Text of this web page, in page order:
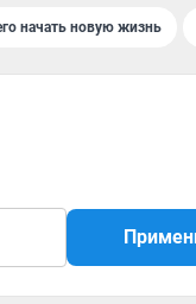
начать новую жизнь